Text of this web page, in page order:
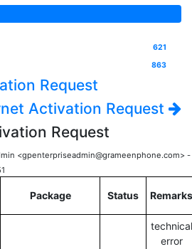
621
863
Request
Activation Request
Request
<gpenterpriseadmin@grameenphone.com> -
Package Status Remarks
technical
error